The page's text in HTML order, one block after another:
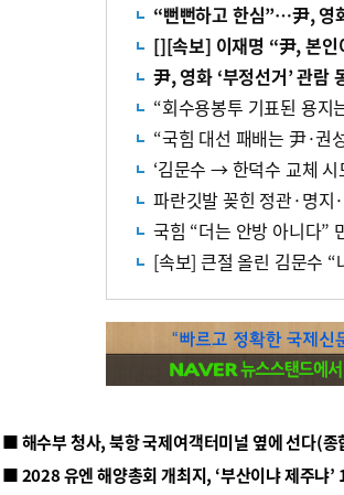
“뻔뻔하고 한심”…尹, 영
[][속보] 이재명 “尹, 본인
尹, 영화 ‘부정선거’ 관
“국힘 대선 패배는 尹·권
‘김문수 → 한덕수 교체 시
파란깃발 꽂힌 정관·명
국힘 “더는 안방 아니다”
[속보] 큰절 올린 김문수
■ 해수부 청사, 북항 국제여객터미널 옆에 선다(종
■ 2028 유엔 해양총회 개최지, ‘부산이냐 제주냐’